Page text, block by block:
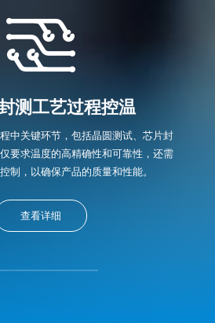
测工艺过程控温
中关键环节，包括晶圆测试、芯片封
要求温度的高精确性和可靠性，还需
制，以确保产品的质量和性能。
查看详细